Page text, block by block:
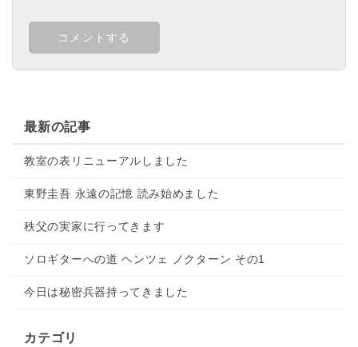
最新の記事
教室の表リニューアルしました
東野圭吾 永遠の記憶 読み始めました
秩父の実家に行ってきます
ソロギターへの道 ヘンツェ ノクターン その1
今日は秘密兵器持ってきました
カテゴリ